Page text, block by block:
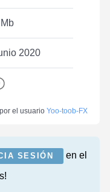
2020
el usuario Yoo-toob-FX
SESIÓN
en el